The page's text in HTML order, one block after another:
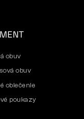
obuv
obuv
oblečenie
poukazy